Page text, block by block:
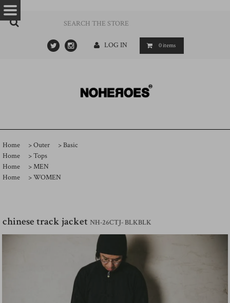
…- ->
LOG IN 0items
Home >Outer >Basic
Home
>Tops
Home
>MEN
Home
>WOMEN
chinese track jacket NH-26CTJ- BLKBLK